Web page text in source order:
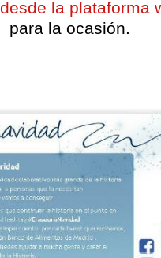
desde la plataforma
para la ocasión.